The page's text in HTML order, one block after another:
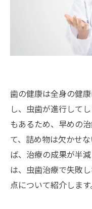
歯の健康は全身の健
し、虫歯が進行して
もあるため、早めの
て、詰め物は欠かせ
ば、治療の成果が半
は、虫歯治療で失敗
点について紹介します